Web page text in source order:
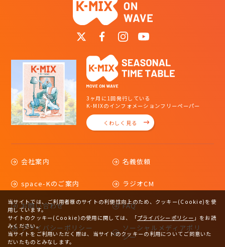
3ヶ月に1回発行している
K-MIXのインフォメーションフリーペーパー
くわしく見る
会社案内 名義依頼
space-Kのご案内 ラジオCM
お問い合わせ FAQ
プライバシーポリシー
ソーシャルメディアポリ
シー
当サイトでは、ご利用者様のサイトの利便性向上のため、クッキー(Cookie)を使
用しています。
サイトのクッキー(Cookie)の使用に関しては、
「プライバシーポリシー 」をお読
みください。
当サイトをご利用いただく際は、当サイトのクッキーの利用についてご同意いた
だいたものとみなします。